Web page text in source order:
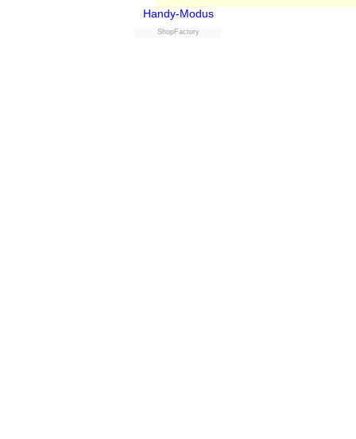
Handy-Modus
ShopFactory